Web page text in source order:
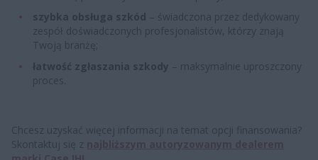
szybka obsługa szkód – świadczona przez dedykowany
zespół doświadczonych profesjonalistów, którzy znają
Twoją branżę;
łatwość zgłaszania szkody – maksymalnie uproszczony
proces.
Chcesz uzyskać więcej informacji na temat opcji finansowania?
Skontaktuj się z